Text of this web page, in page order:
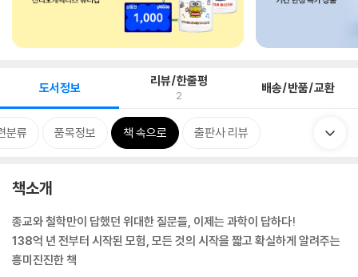
도서정보 리뷰/한줄평
2 배송/반품/교환
분류 품목정보 책 속으로 출판사 리뷰
책소개
종교와 철학만이 답했던 위대한 질문들, 이제는 과학이 답하다!
138억 년 전부터 시작된 모험, 모든 것의 시작을 짧고 확실하게 알려주는
흥미진진한 책